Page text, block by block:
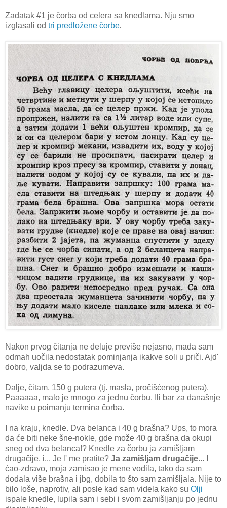
Zadatak #1 je čorba od celera sa knedlama. Nju smo
izglasali od tri predložene čorbe.
Nakon prvog čitanja ne deluje previše nejasno, mada sam
odmah uočila nedostatak pominjanja ikakve soli u priči. Ajd'
dobro, valjda se to podrazumeva.
Dalje, čitam, 150 g putera (tj. masla, pročišćenog putera).
Paaaaaa, malo je mnogo za jednu čorbu. Ili bar za današnje
navike u poimanju termina čorba.
I na kraju, knedle. Dva belanca i 40 g brašna? Ups, to mora
da će biti neke šne-nokle, gde može 40 g brašna da okupi
sneg od dva belanca!? Knedle za čorbu ja zamišljam
drugačije, i... Je l' me pratite? Ja zamišljam drugačije... I
ćao-zdravo, moja zamisao je mene vodila, tako da sam
dodala više brašna i jbg, dobila to što sam zamišljala. Nije to
bilo loše, naprotiv, ali posle kad sam videla kako su Olji
ispale knedle, lupila sam i sebi i svom zamišljanju po jednu